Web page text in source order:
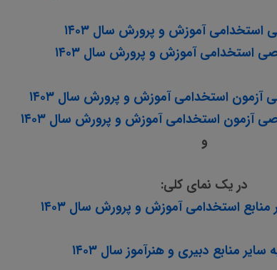
و
در یک نمای کلی:
استخدامی آموزش و پرورش سال ۱۴۰۳
منابع دبیری و هنرآموز سال ۱۴۰۳